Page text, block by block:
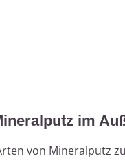
im
von Mineralputz